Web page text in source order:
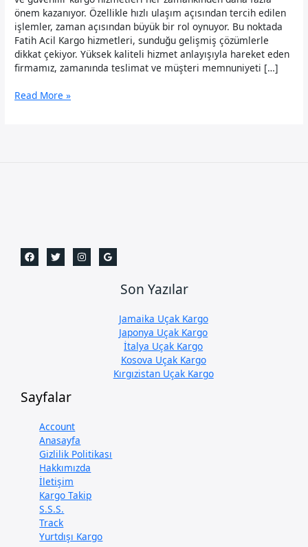
önem kazanıyor. Özellikle hızlı ulaşım açısından tercih edilen
işlemler, zaman açısından büyük bir rol oynuyor. Bu noktada
Fatih Acil Kargo hizmetleri, sunduğu gelişmiş çözümlerle
dikkat çekiyor. Yüksek kaliteli hizmet anlayışıyla hareket eden
firmamız, zamanında teslimat ve müşteri memnuniyeti […]
Fatih
Read More »
Son Yazılar
Jamaika Uçak Kargo
Japonya Uçak Kargo
İtalya Uçak Kargo
Kosova Uçak Kargo
Kırgızistan Uçak Kargo
Sayfalar
Account
Anasayfa
Gizlilik Politikası
Hakkımızda
İletişim
Kargo Takip
S.S.S.
Track
Yurtdışı Kargo